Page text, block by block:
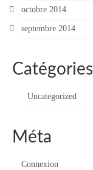
octobre 2014
septembre 2014
Catégories
Uncategorized
Méta
Connexion